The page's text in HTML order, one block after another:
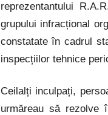
reprezentantului
grupului infracțional
constatate în cadrul
inspecțiilor tehnice
Ceilalți inculpați,
urmăreau să rezolve